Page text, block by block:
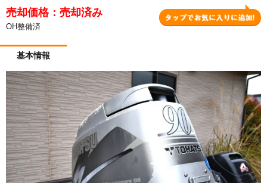
売却価格：売却済み
OH整備済
基本情報